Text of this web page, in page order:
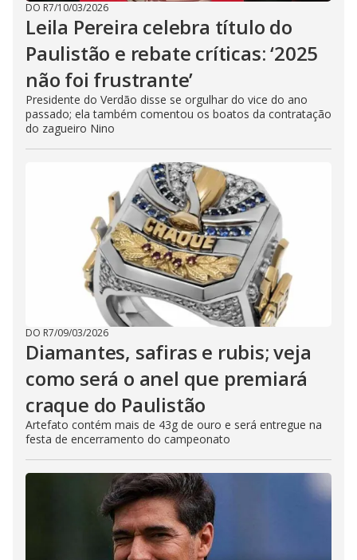
DO R7/10/03/2026
Leila Pereira celebra título do
Paulistão e rebate críticas: ‘2025
não foi frustrante’
Presidente do Verdão disse se orgulhar do vice do ano
passado; ela também comentou os boatos da contratação
do zagueiro Nino
DO R7/09/03/2026
Diamantes, safiras e rubis; veja
como será o anel que premiará
craque do Paulistão
Artefato contém mais de 43g de ouro e será entregue na
festa de encerramento do campeonato